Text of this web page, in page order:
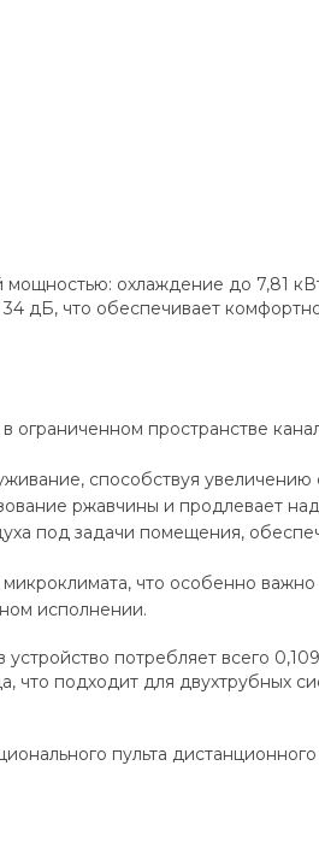
охлаждение до 7,81
дБ, что обеспечивает
ограниченном пространстве
способствуя
ржавчины и продлевает
под задачи помещения,
что особенно
исполнении.
потребляет всего
что подходит для двухтрубных
пульта